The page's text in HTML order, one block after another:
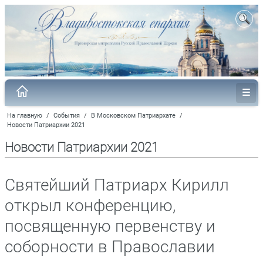
На главную / События / В Московском Патриархате /
Новости Патриархии 2021
Новости Патриархии 2021
Святейший Патриарх Кирилл
открыл конференцию,
посвященную первенству и
соборности в Православии